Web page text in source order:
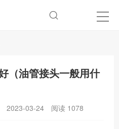
（油管接头一般用什
2023-03-24 阅读 1078